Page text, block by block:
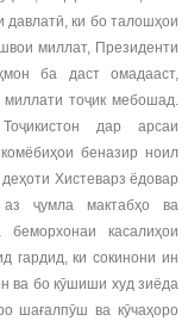
давлатӣ, ки бо талошҳои
миллат, Президенти
ба даст омадааст,
тоҷик мебошад.
дар арсаи
беназир ноил
Хистеварз ёдовар
ҷумла мактабҳо ва
касалиҳои
гардид, ки сокинони ин
ва бо кӯшиши худ зиёда
шағалпӯш ва кӯчаҳоро